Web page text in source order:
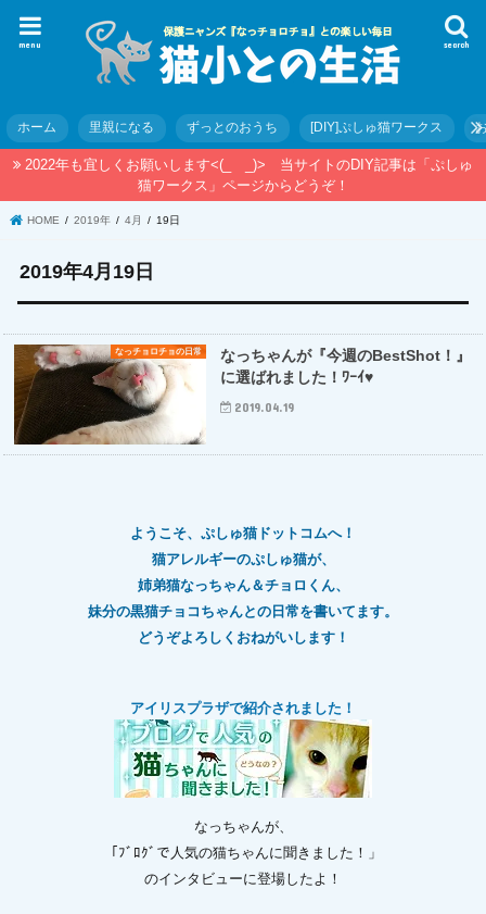
search
menu
ホーム 里親になる ずっとのおうち [DIY]ぷしゅ猫ワークス
2022年も宜しくお願いします<(_ _)> 当サイトのDIY記事は「ぷしゅ
猫ワークス」ページからどうぞ！
HOME 2019年 4月 19日
2019年4月19日
なっチョロチョの日常
なっちゃんが『今週のBestShot！』
に選ばれました！ﾜｰｲ♥
2019.04.19
ようこそ、ぷしゅ猫ドットコムへ！
猫アレルギーのぷしゅ猫が、
姉弟猫なっちゃん＆チョロくん、
妹分の黒猫チョコちゃんとの日常を書いてます。
どうぞよろしくおねがいします！
アイリスプラザで紹介されました！
なっちゃんが、
「ﾌﾞﾛｸﾞで人気の猫ちゃんに聞きました！」
のインタビューに登場したよ！